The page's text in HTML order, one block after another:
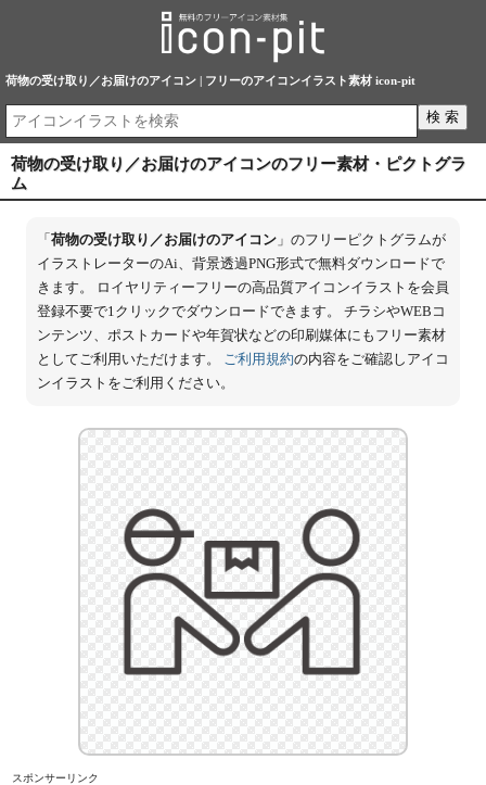
荷物の受け取り／お届けのアイコン | フリーのアイコンイラスト素材 icon-pit
荷物の受け取り／お届けのアイコンのフリー素材・ピクトグラ
ム
「 荷物の受け取り／お届けのアイコン」のフリーピクトグラムが
イラストレーターのAi、背景透過PNG形式で無料ダウンロードで
きます。 ロイヤリティーフリーの高品質アイコンイラストを会員
登録不要で1クリックでダウンロードできます。 チラシやWEBコ
ンテンツ、ポストカードや年賀状などの印刷媒体にもフリー素材
としてご利用いただけます。 ご利用規約の内容をご確認しアイコ
ンイラストをご利用ください。
スポンサーリンク